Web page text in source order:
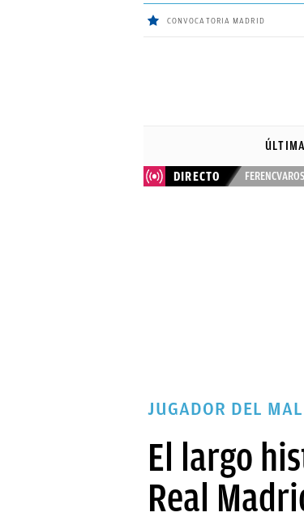
CONVOCATORIA MADRID
REAL
OKDIARIO
DIRECTO
JUGADOR DEL
El largo
Real